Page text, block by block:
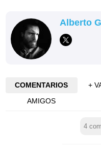
Alberto
COMENTARIOS
+
AMIGOS
4